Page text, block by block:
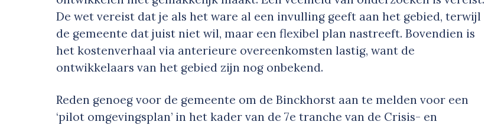
De wet vereist dat je als het ware al een invulling geeft aan het gebied, terwijl
de gemeente dat juist niet wil, maar een flexibel plan nastreeft. Bovendien is
het kostenverhaal via anterieure overeenkomsten lastig, want de
ontwikkelaars van het gebied zijn nog onbekend.
Reden genoeg voor de gemeente om de Binckhorst aan te melden voor een
‘pilot omgevingsplan’ in het kader van de 7e tranche van de Crisis- en